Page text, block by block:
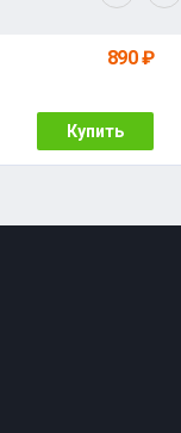
890 ₽
Купить